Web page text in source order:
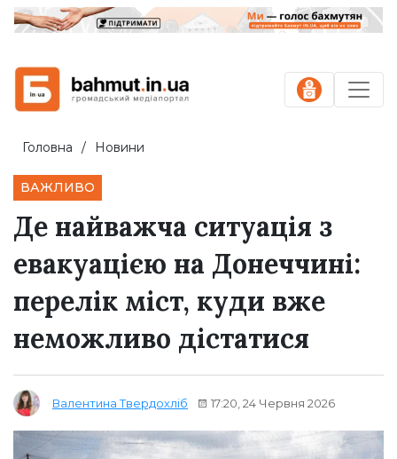
Головна Новини
ВАЖЛИВО
Де найважча ситуація з
евакуацією на Донеччині:
перелік міст, куди вже
неможливо дістатися
Валентина Твердохліб 17:20, 24 Червня 2026